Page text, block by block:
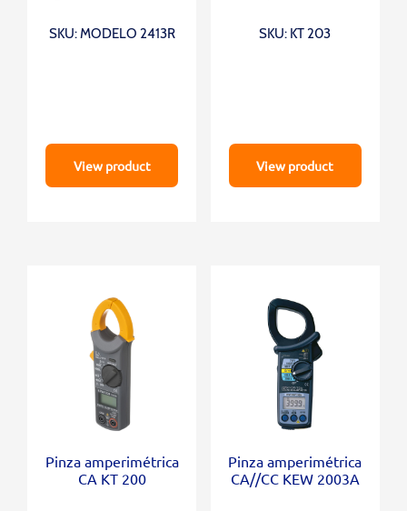
SKU: MODELO 2413R
View product
SKU: KT 203
View product
Pinza amperimétrica
CA KT 200
Pinza amperimétrica
CA//CC KEW 2003A